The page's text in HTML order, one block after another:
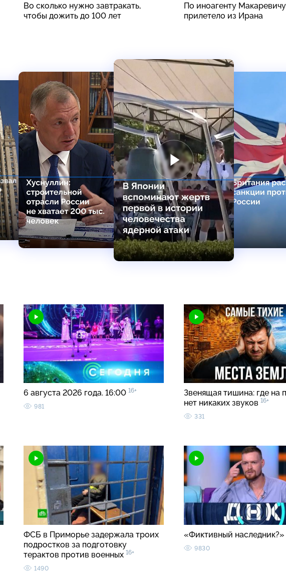
Во сколько нужно завтракать,
чтобы дожить до 100 лет
По иноагенту Макаревичу
прилетело из Ирана
6 августа 2026 года. 16:00 16+
981
Звенящая тишина: где на
нет никаких звуков 16+
331
ФСБ в Приморье задержала троих
подростков за подготовку
терактов против военных 16+
1490
«Фиктивный наследник?»
9830